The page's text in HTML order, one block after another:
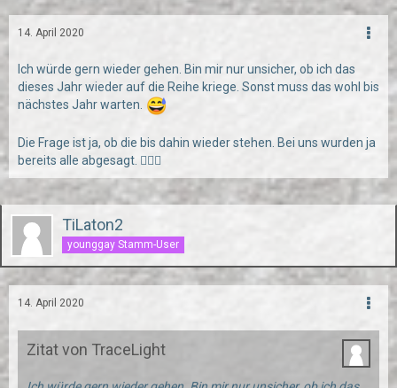
14. April 2020
Ich würde gern wieder gehen. Bin mir nur unsicher, ob ich das
dieses Jahr wieder auf die Reihe kriege. Sonst muss das wohl bis
nächstes Jahr warten.
Die Frage ist ja, ob die bis dahin wieder stehen. Bei uns wurden ja
bereits alle abgesagt. 🤷🏻‍♂️
TiLaton2
younggay Stamm-User
14. April 2020
Zitat von TraceLight